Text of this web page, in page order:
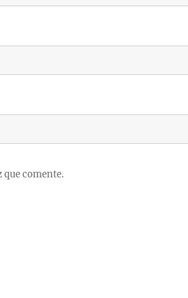
que comente.